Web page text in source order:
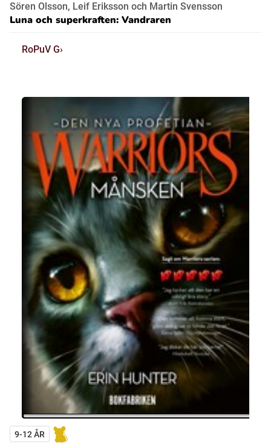
Sören Olsson, Leif Eriksson och Martin Svensson
Luna och superkraften: Vandraren
RoPuV G
9-12 ÅR